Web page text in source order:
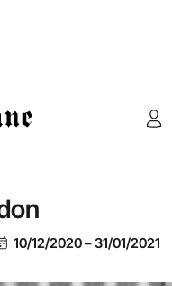
10/12/2020–31/01/2021